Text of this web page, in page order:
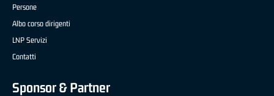
Persone
Albo corso dirigenti
LNP Servizi
Contatti
Sponsor & Partner